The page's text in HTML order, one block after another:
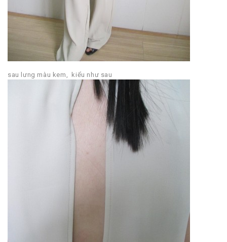
sau lưng màu kem, kiểu như sau